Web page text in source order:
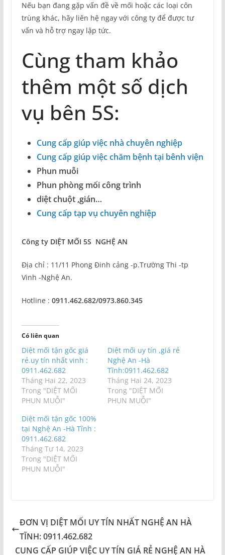
Nếu bạn đang gặp vấn đề về mối hoặc các loại côn
trùng khác, hãy liên hệ ngay với công ty để được tư
vấn và hỗ trợ ngay lập tức.
Cùng tham khảo
thêm một số dịch
vụ bên 5S:
Cung cấp giúp việc nhà chuyên nghiệp
Cung cấp giúp việc chăm bệnh tại bênh viện
Phun muỗi
Phun phòng mối công trình
diệt chuột ,gián…
Cung cấp tạp vụ chuyên nghiệp
Công ty DIỆT MỐI 5S NGHỆ AN
Địa chỉ : 11/11 Phong Đinh cảng -p.Trường Thi -tp
Vinh -Nghệ An.
Hotline : 0911.462.682/0973.860.345
Có liên quan
Diệt mối tận gốc giá
rẻ.uy tín nhất vinh :
0911.462.682
Tháng Hai 22, 2023
Trong "DIỆT MỐI
PHUN MUỖI"
Diệt mối uy tín ,giá rẻ
Nghệ An -Hà
Tĩnh:0911.462.682
Tháng Hai 24, 2023
Trong "DIỆT MỐI
PHUN MUỖI"
Diệt mối tận gốc 100%
tại Nghệ An -Hà Tĩnh :
0911.462.682
Tháng Tư 14, 2023
Trong "DIỆT MỐI
PHUN MUỖI"
ĐƠN VỊ DIỆT MỐI UY TÍN NHẤT NGHỆ AN HÀ
TĨNH: 0911.462.682
CUNG CẤP GIÚP VIỆC UY TÍN GIÁ RẺ NGHỆ AN HÀ